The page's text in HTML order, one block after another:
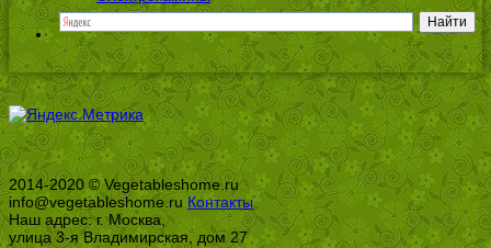
2014-2020 © Vegetableshome.ru
info@vegetableshome.ru Контакты
Наш адрес: г. Москва,
улица 3-я Владимирская, дом 27